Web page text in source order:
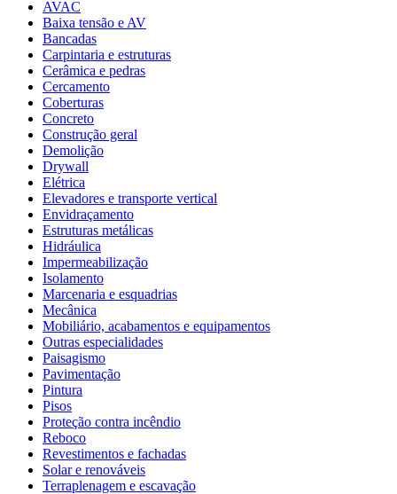
AVAC
Baixa tensão e AV
Bancadas
Carpintaria e estruturas
Cerâmica e pedras
Cercamento
Coberturas
Concreto
Construção geral
Demolição
Drywall
Elétrica
Elevadores e transporte vertical
Envidraçamento
Estruturas metálicas
Hidráulica
Impermeabilização
Isolamento
Marcenaria e esquadrias
Mecânica
Mobiliário, acabamentos e equipamentos
Outras especialidades
Paisagismo
Pavimentação
Pintura
Pisos
Proteção contra incêndio
Reboco
Revestimentos e fachadas
Solar e renováveis
Terraplenagem e escavação